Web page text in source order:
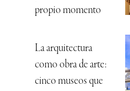
propio momento
La arquitectura
como obra de arte:
cinco museos que